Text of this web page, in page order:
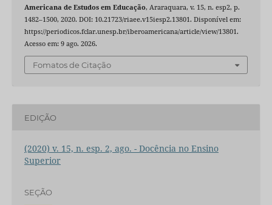
Americana de Estudos em Educação, Araraquara, v. 15, n. esp2, p.
1482–1500, 2020. DOI: 10.21723/riaee.v15iesp2.13801. Disponível em:
https://periodicos.fclar.unesp.br/iberoamericana/article/view/13801.
Acesso em: 9 ago. 2026.
Fomatos de Citação
EDIÇÃO
(2020) v. 15, n. esp. 2, ago. - Docência no Ensino
Superior
SEÇÃO